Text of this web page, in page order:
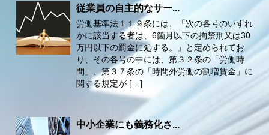
従業員の自主的なサー...
労働基準法１１９条には、「次の各号のいずれ
かに該当する者は、6箇月以下の拘禁刑又は30
万円以下の罰金に処する。」と定められてお
り、その各号の中には、第３２条の「労働時
間」、第３７条の「時間外労働の割増賃金」に
関する規定が […]
中小企業にも義務化さ...